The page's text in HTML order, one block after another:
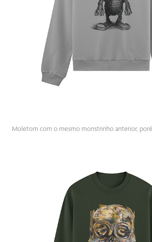
Moletom com o mesmo monstrinho anterior,